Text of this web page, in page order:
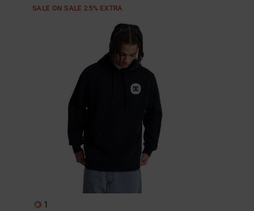
SALE ON SALE 25% EXTRA
1